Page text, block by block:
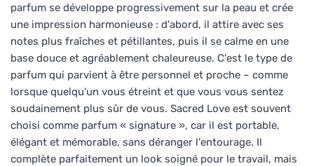
parfum se développe progressivement sur la peau et crée
une impression harmonieuse : d'abord, il attire avec ses
notes plus fraîches et pétillantes, puis il se calme en une
base douce et agréablement chaleureuse. C'est le type de
parfum qui parvient à être personnel et proche – comme
lorsque quelqu'un vous étreint et que vous vous sentez
soudainement plus sûr de vous. Sacred Love est souvent
choisi comme parfum « signature », car il est portable,
élégant et mémorable, sans déranger l'entourage. Il
complète parfaitement un look soigné pour le travail, mais